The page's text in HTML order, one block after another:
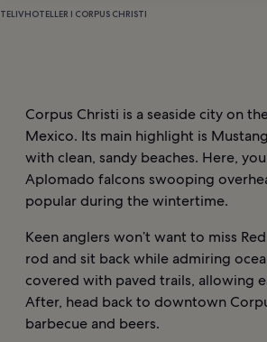
HOTELLER I CORPUS CHRISTI
Corpus Christi is a seaside city on
Mexico. Its main highlight is
with clean, sandy beaches. Here,
Aplomado falcons swooping
popular during the wintertime.
Keen anglers won’t want to miss
rod and sit back while admiring
covered with paved trails, allowing
After, head back to downtown
barbecue and beers.